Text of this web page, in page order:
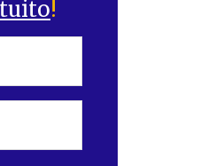
!